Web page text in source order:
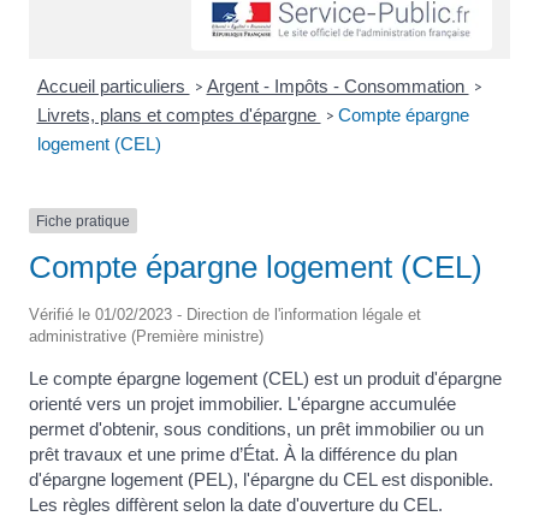
Accueil particuliers > Argent - Impôts - Consommation >
Livrets, plans et comptes d'épargne > Compte épargne
logement (CEL)
Fiche pratique
Compte épargne logement (CEL)
Vérifié le 01/02/2023 - Direction de l'information légale et
administrative (Première ministre)
Le compte épargne logement (CEL) est un produit d'épargne
orienté vers un projet immobilier. L'épargne accumulée
permet d'obtenir, sous conditions, un prêt immobilier ou un
prêt travaux et une prime d’État. À la différence du plan
d'épargne logement (PEL), l'épargne du CEL est disponible.
Les règles diffèrent selon la date d'ouverture du CEL.